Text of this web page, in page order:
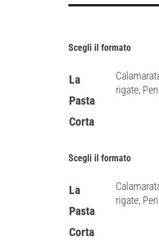
Scegli il formato
La
Pasta
Corta
rigate,
Scegli il formato
La
Pasta
Corta
rigate,